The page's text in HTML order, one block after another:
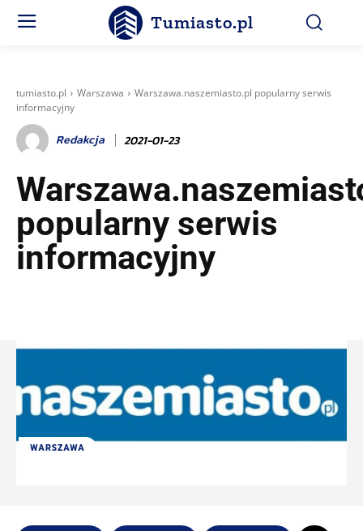
Tumiasto.pl
tumiasto.pl Warszawa
Warszawa.naszemiasto.pl popularny serwis
informacyjny
Redakcja 2021-01-23
popularny serwis
informacyjny
WARSZAWA